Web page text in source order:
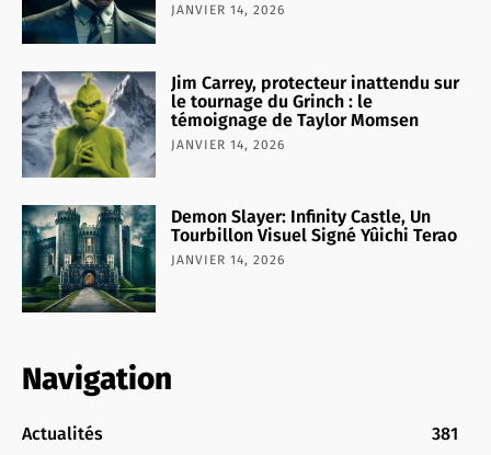
JANVIER 14, 2026
Jim Carrey, protecteur inattendu sur
le tournage du Grinch : le
témoignage de Taylor Momsen
JANVIER 14, 2026
Demon Slayer: Infinity Castle, Un
Tourbillon Visuel Signé Yûichi Terao
JANVIER 14, 2026
Navigation
Actualités
381